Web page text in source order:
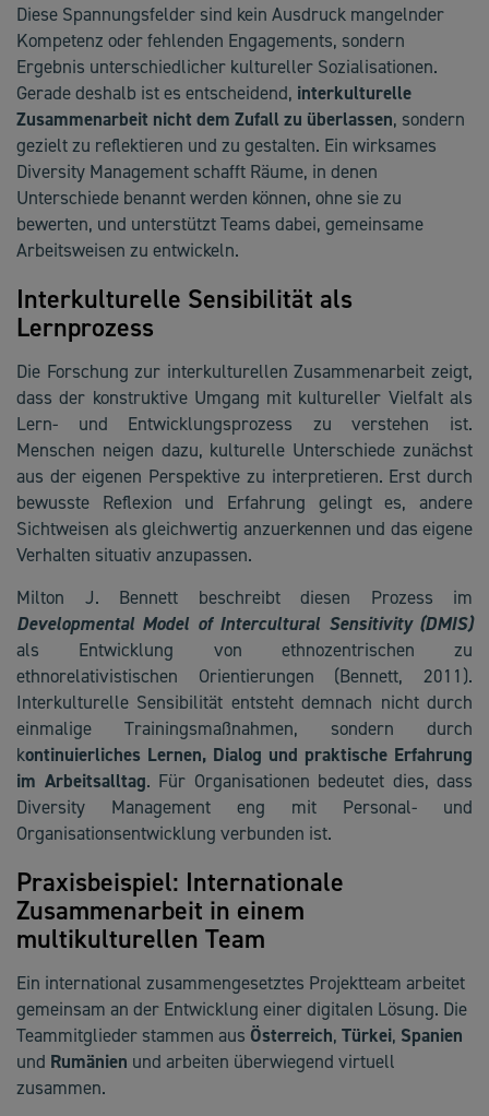
Diese Spannungsfelder sind kein Ausdruck mangelnder
Kompetenz oder fehlenden Engagements, sondern
Ergebnis unterschiedlicher kultureller Sozialisationen.
Gerade deshalb ist es entscheidend, interkulturelle
Zusammenarbeit nicht dem Zufall zu überlassen, sondern
gezielt zu reflektieren und zu gestalten. Ein wirksames
Diversity Management schafft Räume, in denen
Unterschiede benannt werden können, ohne sie zu
bewerten, und unterstützt Teams dabei, gemeinsame
Arbeitsweisen zu entwickeln.
Interkulturelle Sensibilität als
Lernprozess
Die Forschung zur interkulturellen Zusammenarbeit zeigt,
dass der konstruktive Umgang mit kultureller Vielfalt als
Lern- und Entwicklungsprozess zu verstehen ist.
Menschen neigen dazu, kulturelle Unterschiede zunächst
aus der eigenen Perspektive zu interpretieren. Erst durch
bewusste Reflexion und Erfahrung gelingt es, andere
Sichtweisen als gleichwertig anzuerkennen und das eigene
Verhalten situativ anzupassen.
Milton J. Bennett beschreibt diesen Prozess im
Developmental Model of Intercultural Sensitivity (DMIS)
als Entwicklung von ethnozentrischen zu
ethnorelativistischen Orientierungen (Bennett, 2011).
Interkulturelle Sensibilität entsteht demnach nicht durch
einmalige Trainingsmaßnahmen, sondern durch
kontinuierliches Lernen, Dialog und praktische Erfahrung
im Arbeitsalltag. Für Organisationen bedeutet dies, dass
Diversity Management eng mit Personal- und
Organisationsentwicklung verbunden ist.
Praxisbeispiel: Internationale
Zusammenarbeit in einem
multikulturellen Team
Ein international zusammengesetztes Projektteam arbeitet
gemeinsam an der Entwicklung einer digitalen Lösung. Die
Teammitglieder stammen aus Österreich, Türkei, Spanien
und Rumänien und arbeiten überwiegend virtuell
zusammen.